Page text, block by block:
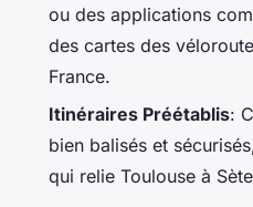
ou des applications
des cartes des
France.
Itinéraires Préétablis:
bien balisés et
qui relie Toulouse à